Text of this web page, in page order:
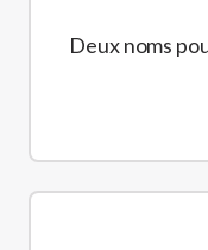
Deux noms